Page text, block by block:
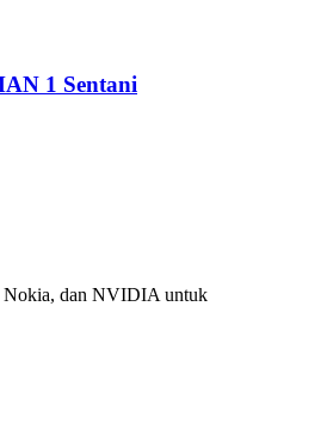
1 Sentani
Nokia, dan NVIDIA untuk